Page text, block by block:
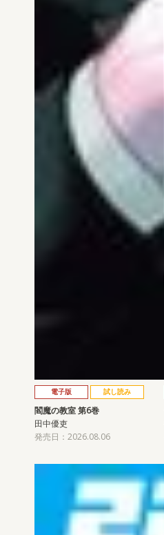
電子版 試し読み
閻魔の教室 第6巻
田中優吏
発売日：2026.08.06